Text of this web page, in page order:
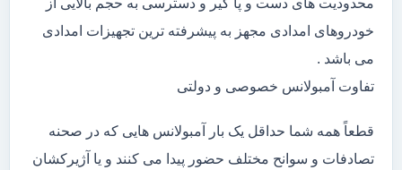
خودروهای امدادی مجهز به پیشرفته ترین تجهیزات امدادی
می باشد .
تفاوت آمبولانس خصوصی و دولتی
قطعاً همه شما حداقل یک بار آمبولانس هایی که در صحنه
تصادفات و سوانح مختلف حضور پیدا می کنند و یا آژیرکشان